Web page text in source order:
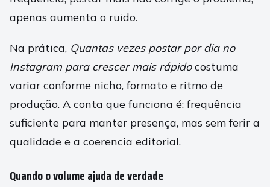
apenas aumenta o ruido.
Na prática, Quantas vezes postar por dia no
Instagram para crescer mais rápidocostuma
variar conforme nicho, formato e ritmo de
produção. A conta que funciona é: frequência
suficiente para manter presença, mas sem ferir a
qualidade e a coerencia editorial.
Quando o volume ajuda de verdade